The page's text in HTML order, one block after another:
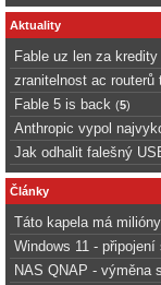
Aktuality
Fable uz len za kredity
zranitelnost ac routerů
Fable 5 is back (5)
Anthropic vypol
Jak odhalit falešný
Články
Táto kapela má
Windows 11 -
NAS QNAP - výměna